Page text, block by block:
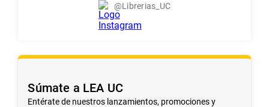
@Librerias_UC
Súmate a LEA UC
Entérate de nuestros lanzamientos, promociones y